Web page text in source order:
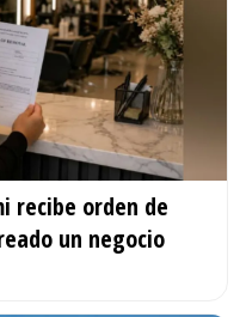
recibe orden de
un negocio